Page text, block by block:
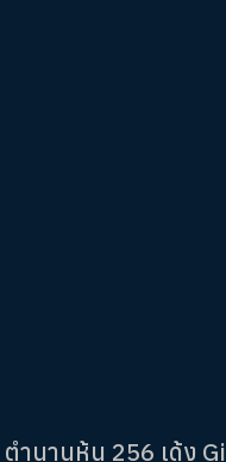
ตำนานหุ้น 256 เด้ง